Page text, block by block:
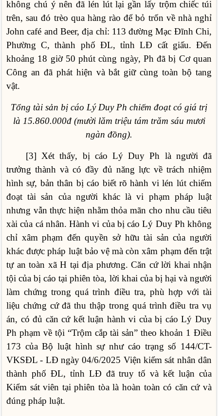
không chú ý nên đã lén lút lại gần lấy trộm chiếc túi
trên, sau đó trèo qua hàng rào để bỏ trốn về nhà nghỉ
John café and Beer, địa chỉ: 113 đường Mạc Đĩnh Chi,
Phường C, thành phố ĐL, tỉnh LĐ cất giấu. Đến
khoảng 18 giờ 50 phút cùng ngày, Ph đã bị Cơ quan
Công an đã phát hiện và bắt giữ cùng toàn bộ tang
vật.
Tổng tài sản bị cáo Lý Duy Ph chiếm đoạt có giá trị
là 15.860.000đ (mười lăm triệu tám trăm sáu mươi
ngàn đồng).
[3] Xét thấy, bị cáo Lý Duy Ph là người đã
trưởng thành và có đầy đủ năng lực về trách nhiệm
hình sự, bản thân bị cáo biết rõ hành vi lén lút chiếm
đoạt tài sản của người khác là vi phạm pháp luật
nhưng vẫn thực hiện nhằm thỏa mãn cho nhu cầu tiêu
xài của cá nhân. Hành vi của bị cáo Lý Duy Ph không
chỉ xâm phạm đến quyền sở hữu tài sản của người
khác được pháp luật bảo vệ mà còn xâm phạm đến trật
tự an toàn xã H tại địa phương. Căn cứ lời khai nhận
tội của bị cáo tại phiên tòa, lời khai của bị hại và người
làm chứng trong quá trình điều tra, phù hợp với tài
liệu chứng cứ đã thu thập trong quá trình điều tra vụ
án, có đủ căn cứ kết luận hành vi của bị cáo Lý Duy
Ph phạm về tội “Trộm cắp tài sản” theo khoản 1 Điều
173 của Bộ luật hình sự như cáo trạng số 144/CT-
VKSĐL - LĐ ngày 04/6/2025 Viện kiểm sát nhân dân
thành phố ĐL, tỉnh LĐ đã truy tố và kết luận của
Kiểm sát viên tại phiên tòa là hoàn toàn có căn cứ và
đúng pháp luật.